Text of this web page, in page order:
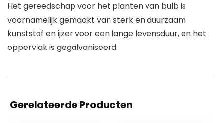
Het gereedschap voor het planten van bulb is
voornamelijk gemaakt van sterk en duurzaam
kunststof en ijzer voor een lange levensduur, en het
oppervlak is gegalvaniseerd.
Gerelateerde Producten